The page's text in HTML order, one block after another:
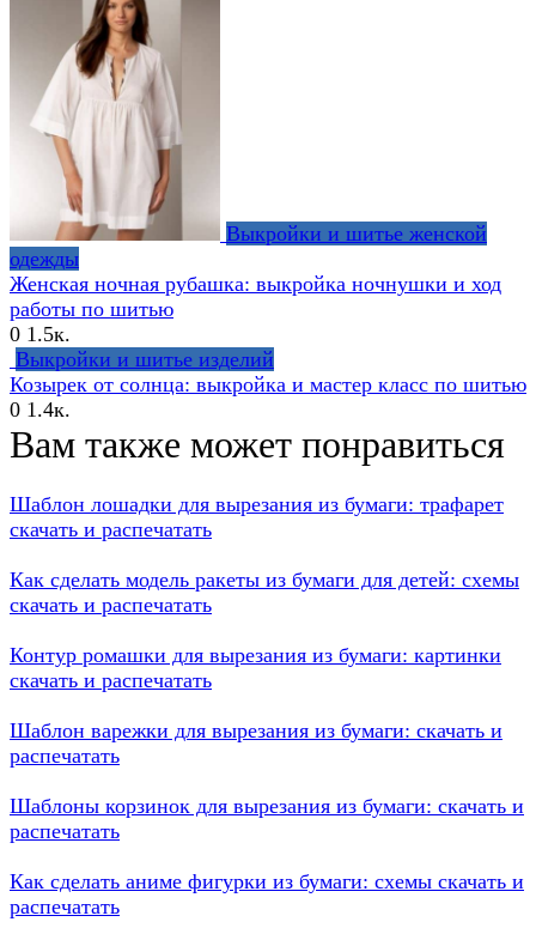
Выкройки и шитье женской
одежды
Женская ночная рубашка: выкройка ночнушки и ход
работы по шитью
0 1.5к.
Выкройки и шитье изделий
Козырек от солнца: выкройка и мастер класс по шитью
0 1.4к.
Вам также может понравиться
Шаблон лошадки для вырезания из бумаги: трафарет
скачать и распечатать
Как сделать модель ракеты из бумаги для детей: схемы
скачать и распечатать
Контур ромашки для вырезания из бумаги: картинки
скачать и распечатать
Шаблон варежки для вырезания из бумаги: скачать и
распечатать
Шаблоны корзинок для вырезания из бумаги: скачать и
распечатать
Как сделать аниме фигурки из бумаги: схемы скачать и
распечатать